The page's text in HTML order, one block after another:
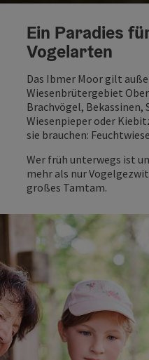
Ein Paradies
Vogelarten
Das Ibmer Moor gilt
Wiesenbrütergebiet
Brachvögel, Bekassinen,
Wiesenpieper oder
sie brauchen:
Wer früh unterwegs ist
mehr als nur
großes Tamtam.